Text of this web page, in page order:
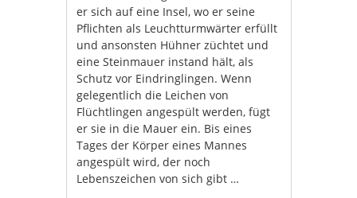
er sich auf eine Insel, wo er seine
Pflichten als Leuchtturmwärter erfüllt
und ansonsten Hühner züchtet und
eine Steinmauer instand hält, als
Schutz vor Eindringlingen. Wenn
gelegentlich die Leichen von
Flüchtlingen angespült werden, fügt
er sie in die Mauer ein. Bis eines
Tages der Körper eines Mannes
angespült wird, der noch
Lebenszeichen von sich gibt …